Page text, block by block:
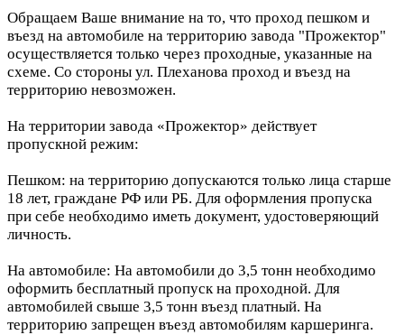
Обращаем Ваше внимание на то, что проход пешком и
въезд на автомобиле на территорию завода "Прожектор"
осуществляется только через проходные, указанные на
схеме. Со стороны ул. Плеханова проход и въезд на
территорию невозможен.
На территории завода «Прожектор» действует
пропускной режим:
Пешком: на территорию допускаются только лица старше
18 лет, граждане РФ или РБ. Для оформления пропуска
при себе необходимо иметь документ, удостоверяющий
личность.
На автомобиле: На автомобили до 3,5 тонн необходимо
оформить бесплатный пропуск на проходной. Для
автомобилей свыше 3,5 тонн въезд платный. На
территорию запрещен въезд автомобилям каршеринга.